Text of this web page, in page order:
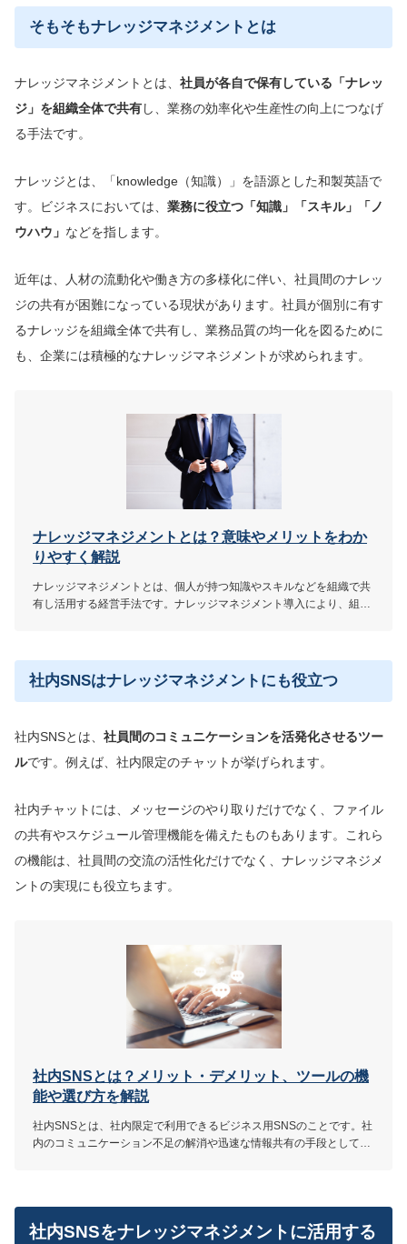
そもそもナレッジマネジメントとは
ナレッジマネジメントとは、 社員が各自で保有している「ナレッ
ジ」を組織全体で共有し、業務の効率化や生産性の向上につなげ
る手法です。
ナレッジとは、「knowledge（知識）」を語源とした和製英語で
す。ビジネスにおいては、 業務に役立つ「知識」「スキル」「ノ
ウハウ」 などを指します。
近年は、人材の流動化や働き方の多様化に伴い、社員間のナレッ
ジの共有が困難になっている現状があります。社員が個別に有す
るナレッジを組織全体で共有し、業務品質の均一化を図るために
も、企業には積極的なナレッジマネジメントが求められます。
ナレッジマネジメントとは？意味やメリットをわか
りやすく解説
ナレッジマネジメントとは、個人が持つ知識やスキルなどを組織で共
有し活用する経営手法です。ナレッジマネジメント導入により、組織
社内SNSはナレッジマネジメントにも役立つ
社内SNSとは、 社員間のコミュニケーションを活発化させるツー
ルです。例えば、社内限定のチャットが挙げられます。
社内チャットには、メッセージのやり取りだけでなく、ファイル
の共有やスケジュール管理機能を備えたものもあります。これら
の機能は、社員間の交流の活性化だけでなく、ナレッジマネジメ
ントの実現にも役立ちます。
社内SNSとは？メリット・デメリット、ツールの機
能や選び方を解説
社内SNSとは、社内限定で利用できるビジネス用SNSのことです。社
内のコミュニケーション不足の解消や迅速な情報共有の手段として役
社内SNSをナレッジマネジメントに活用する